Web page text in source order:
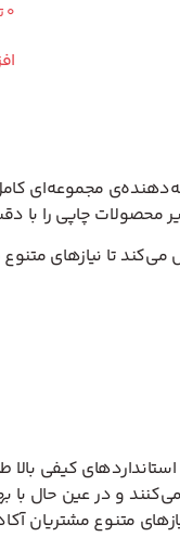
0
مجموعه‌ای
محصولات چاپی را با
تا نیازهای
کیفی
و در عین حال با
متنوع مشتریان